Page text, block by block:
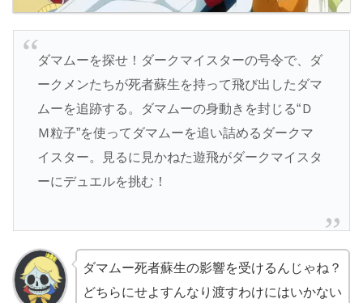
ダマムーを探せ！ダークマイスターの号令で、ダ
ークメンたちが死者蘇生を持って飛び出したダマ
ムーを追跡する。ダマムーの身動きを封じる“Ｄ
Ｍ粒子”を使ってダマムーを追い詰めるダークマ
イスター。見るに見かねた遊飛がダークマイスタ
ーにデュエルを挑む！
ダマムー死者蘇生の影響を受けるんじゃね？
どちらにせよすんなり渡すわけにはいかない